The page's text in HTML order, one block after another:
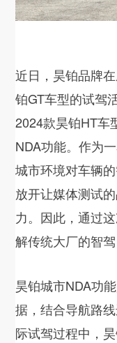
近日，昊铂品牌
铂GT车型的试驾
2024款昊铂HT车
NDA功能。作为
城市环境对车辆
放开让媒体测试
力。因此，通过
解传统大厂的智驾
昊铂城市NDA功
据，结合导航路
际试驾过程中，